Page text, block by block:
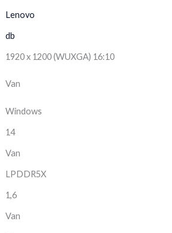
Lenovo
db
1920 x 1200 (WUXGA) 16:10
Van
Windows
14
Van
LPDDR5X
1,6
Van